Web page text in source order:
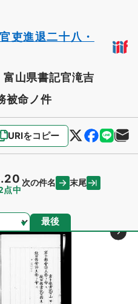
吏進退二十八・
富山県書記官滝吉
被命ノ件
URIをコピー
点中
次の件名 末尾
最後